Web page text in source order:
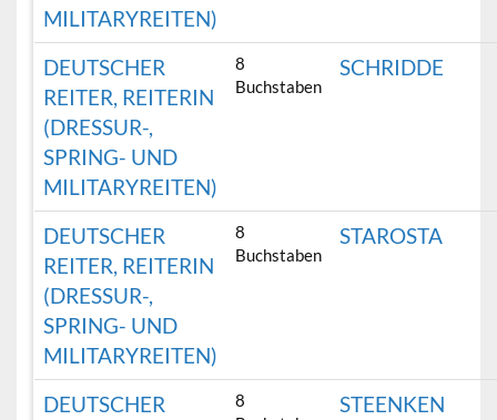
MILITARYREITEN)
DEUTSCHER
REITER, REITERIN
(DRESSUR-,
SPRING- UND
MILITARYREITEN)
8
Buchstaben
SCHRIDDE
DEUTSCHER
REITER, REITERIN
(DRESSUR-,
SPRING- UND
MILITARYREITEN)
8
Buchstaben
STAROSTA
DEUTSCHER
8
STEENKEN